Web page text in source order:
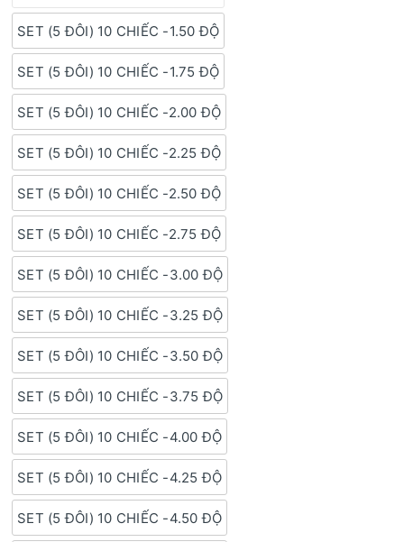
SET (5 ĐÔI) 10 CHIẾC -1.50 ĐỘ
SET (5 ĐÔI) 10 CHIẾC -1.75 ĐỘ
SET (5 ĐÔI) 10 CHIẾC -2.00 ĐỘ
SET (5 ĐÔI) 10 CHIẾC -2.25 ĐỘ
SET (5 ĐÔI) 10 CHIẾC -2.50 ĐỘ
SET (5 ĐÔI) 10 CHIẾC -2.75 ĐỘ
SET (5 ĐÔI) 10 CHIẾC -3.00 ĐỘ
SET (5 ĐÔI) 10 CHIẾC -3.25 ĐỘ
SET (5 ĐÔI) 10 CHIẾC -3.50 ĐỘ
SET (5 ĐÔI) 10 CHIẾC -3.75 ĐỘ
SET (5 ĐÔI) 10 CHIẾC -4.00 ĐỘ
SET (5 ĐÔI) 10 CHIẾC -4.25 ĐỘ
SET (5 ĐÔI) 10 CHIẾC -4.50 ĐỘ